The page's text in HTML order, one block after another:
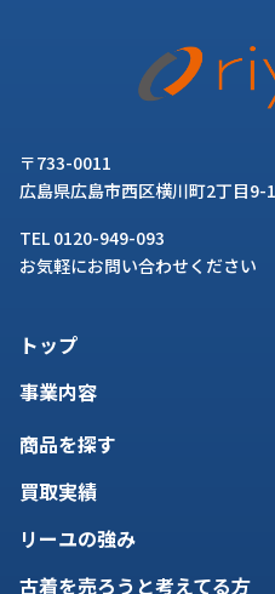
〒733-0011
広島県広島市西区横川町2丁目9-
TEL 0120-949-093
お気軽にお問い合わせください
トップ
事業内容
商品を探す
買取実績
リーユの強み
古着を売ろうと考えてる方